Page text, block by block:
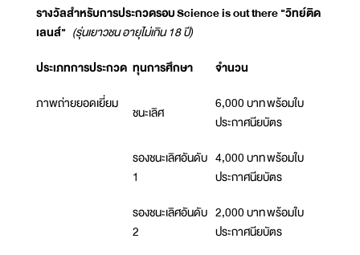
รางวัลสำหรับการประกวดรอบScience is out there "วิทย์ติด
เลนส์" (รุ่นเยาวชน อายุไม่เกิน 18 ปี)
ประเภทการประกวด ทุนการศึกษา
จำนวน
ภาพถ่ายยอดเยี่ยม ชนะเลิศ
6,000 บาท พร้อมใบ
ประกาศนียบัตร
รองชนะเลิศอันดับ
1
4,000 บาท พร้อมใบ
ประกาศนียบัตร
รองชนะเลิศอันดับ
2
2,000 บาท พร้อมใบ
ประกาศนียบัตร